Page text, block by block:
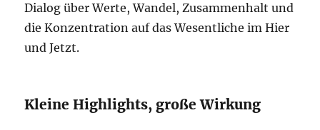
Dialog über Werte, Wandel, Zusammenhalt und
die Konzentration auf das Wesentliche im Hier
und Jetzt.
Kleine Highlights, große Wirkung